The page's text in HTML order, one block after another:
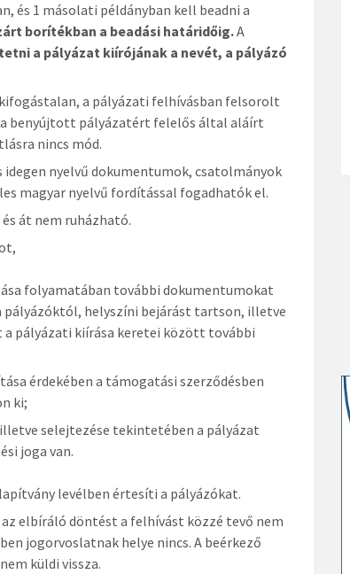
és 1 másolati példányban kell beadni a
borítékban a beadási határidőig.A
a pályázat kiírójának a nevét, a pályázó
a pályázati felhívásban felsorolt
benyújtott pályázatért felelős által aláírt
nincs mód.
nyelvű dokumentumok, csatolmányok
magyar nyelvű fordítással fogadhatók el.
át nem ruházható.
folyamatában további dokumentumokat
pályázóktól, helyszíni bejárást tartson, illetve
pályázati kiírása keretei között további
érdekében a támogatási szerződésben
ki;
selejtezése tekintetében a pályázat
joga van.
levélben értesíti a pályázókat.
elbíráló döntést a felhívást közzé tevő nem
jogorvoslatnak helye nincs. A beérkező
küldi vissza.